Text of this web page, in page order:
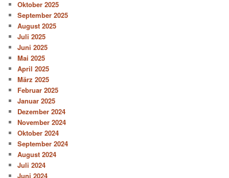
Oktober 2025
September 2025
August 2025
Juli 2025
Juni 2025
Mai 2025
April 2025
März 2025
Februar 2025
Januar 2025
Dezember 2024
November 2024
Oktober 2024
September 2024
August 2024
Juli 2024
Juni 2024